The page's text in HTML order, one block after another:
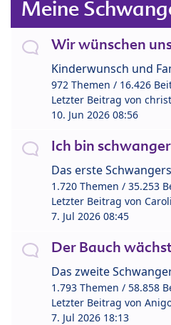
Meine
Wir wünschen
Kinderwunsch und
972 Themen / 16.426
Letzter Beitrag von
10. Jun 2026 08:56
Ich bin
Das erste
1.720 Themen / 35.253
Letzter Beitrag von
7. Jul 2026 08:45
Der Bauch
Das zweite
1.793 Themen / 58.858
Letzter Beitrag von
7. Jul 2026 18:13